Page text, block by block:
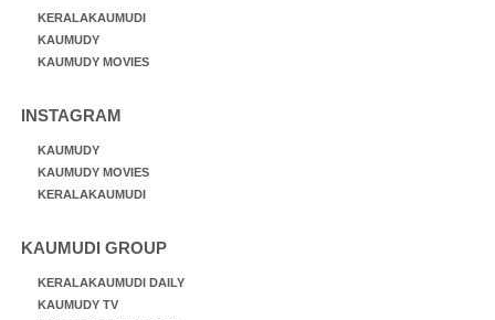
KERALAKAUMUDI
KAUMUDY
KAUMUDY MOVIES
INSTAGRAM
KAUMUDY
KAUMUDY MOVIES
KERALAKAUMUDI
KAUMUDI GROUP
KERALAKAUMUDI DAILY
KAUMUDY TV